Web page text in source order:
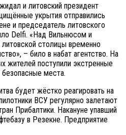
и литовский президент
укрытия отправились
и председатель литовского
Delfi. «Над Вильнюсом и
столицы временно
– било в набат агентство. На
жителей поступили экстренные
места.
будет жёстко реагировать на
ВСУ регулярно залетают
Прибалтики. Накануне упавший
в Резекне. Предприятие